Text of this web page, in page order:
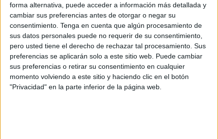
forma alternativa, puede acceder a información más detallada y
cambiar sus preferencias antes de otorgar o negar su
consentimiento. Tenga en cuenta que algún procesamiento de
sus datos personales puede no requerir de su consentimiento,
pero usted tiene el derecho de rechazar tal procesamiento. Sus
preferencias se aplicarán solo a este sitio web. Puede cambiar
sus preferencias o retirar su consentimiento en cualquier
momento volviendo a este sitio y haciendo clic en el botón
"Privacidad" en la parte inferior de la página web.
Se requerirá que el individuo demuestre tener
capacidades perceptivas, cognitivas y motoras mínimas
para una conducción segura, así como la capacidad de
responder y actuar de manera precisa ante situaciones
peligrosas en la carretera.
¿Qué enfermedades no te permiten